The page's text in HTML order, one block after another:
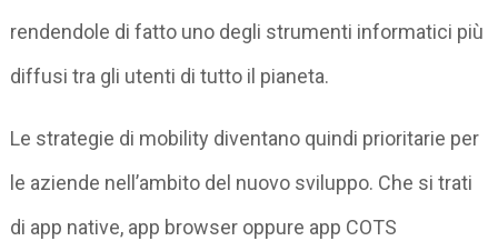
rendendole di fatto uno degli strumenti informatici più
diffusi tra gli utenti di tutto il pianeta.
Le strategie di mobility diventano quindi prioritarie per
le aziende nell’ambito del nuovo sviluppo. Che si trati
di app native, app browser oppure app COTS